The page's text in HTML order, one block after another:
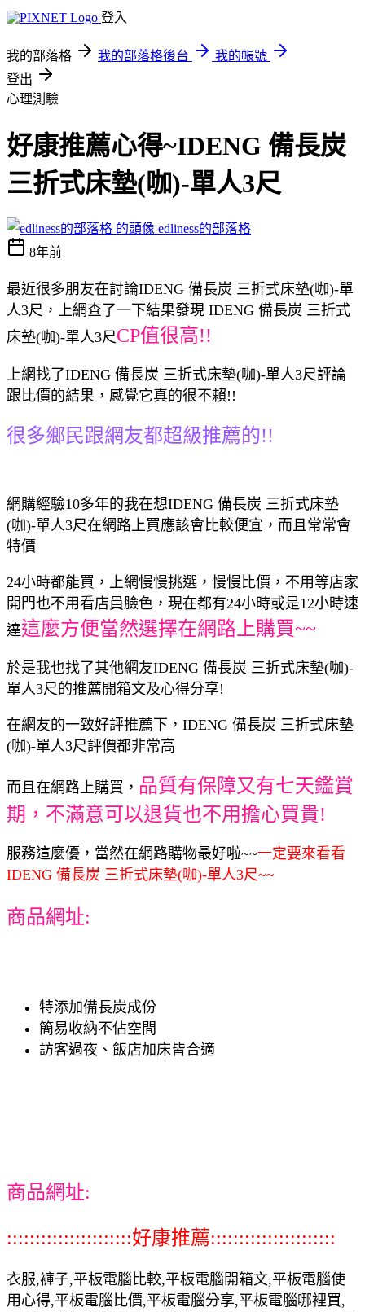
登入
我的部落格 我的部落格後台
我的帳號
登出
心理測驗
好康推薦心得~IDENG 備長炭
三折式床墊(咖)-單人3尺
edliness的部落格
8年前
最近很多朋友在討論IDENG 備長炭 三折式床墊(咖)-單
人3尺，上網查了一下結果發現 IDENG 備長炭 三折式
床墊(咖)-單人3尺CP值很高!!
上網找了IDENG 備長炭 三折式床墊(咖)-單人3尺評論
跟比價的結果，感覺它真的很不賴!!
很多鄉民跟網友都超級推薦的!!
網購經驗10多年的我在想IDENG 備長炭 三折式床墊
(咖)-單人3尺在網路上買應該會比較便宜，而且常常會
特價
24小時都能買，上網慢慢挑選，慢慢比價，不用等店家
開門也不用看店員臉色，現在都有24小時或是12小時速
達這麼方便當然選擇在網路上購買~~
於是我也找了其他網友IDENG 備長炭 三折式床墊(咖)-
單人3尺的推薦開箱文及心得分享!
在網友的一致好評推薦下，IDENG 備長炭 三折式床墊
(咖)-單人3尺評價都非常高
而且在網路上購買， 品質有保障又有七天鑑賞
期，不滿意可以退貨也不用擔心買貴!
服務這麼優，當然在網路購物最好啦~~一定要來看看
IDENG 備長炭 三折式床墊(咖)-單人3尺~~
商品網址:
特添加備長炭成份
簡易收納不佔空間
訪客過夜、飯店加床皆合適
商品網址:
::::::::::::::::::::::好康推薦::::::::::::::::::::::
衣服,褲子,平板電腦比較,平板電腦開箱文,平板電腦使
用心得,平板電腦比價,平板電腦分享,平板電腦哪裡買,